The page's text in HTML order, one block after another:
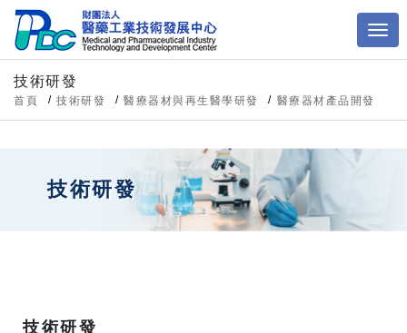
技術研發
首頁 技術研發 醫療器材與再生醫學研發 醫療器材產品開發
技術研發
技術研發